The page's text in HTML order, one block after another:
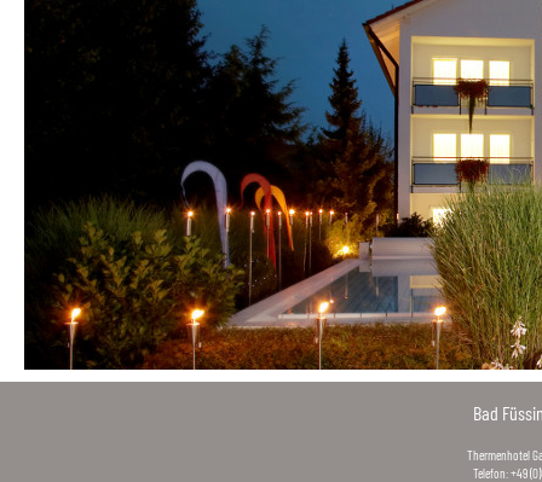
Bad
Thermenhotel
Telefon: +49